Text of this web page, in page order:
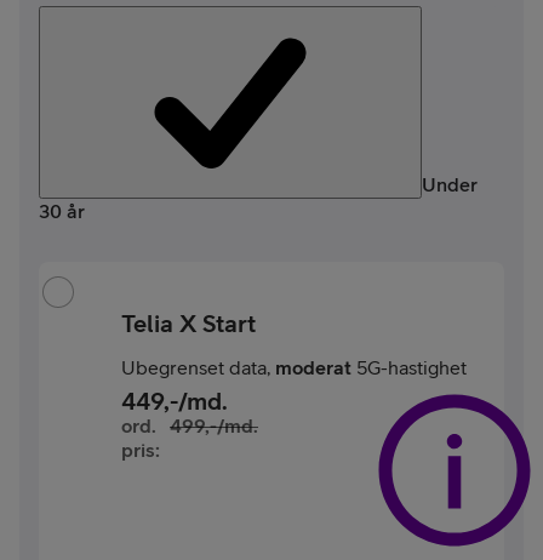
Under
30 år
Telia X Start
Ubegrenset data, moderat 5G-hastighet
449,-/md.
ord.
pris:
499,-/md.